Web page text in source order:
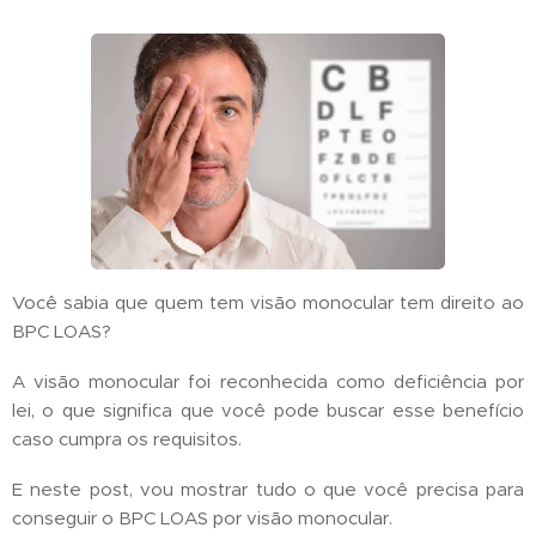
Você sabia que quem tem visão monocular tem direito ao
BPC LOAS?
A visão monocular foi reconhecida como deficiência por
lei, o que significa que você pode buscar esse benefício
caso cumpra os requisitos.
E neste post, vou mostrar tudo o que você precisa para
conseguir o BPC LOAS por visão monocular.